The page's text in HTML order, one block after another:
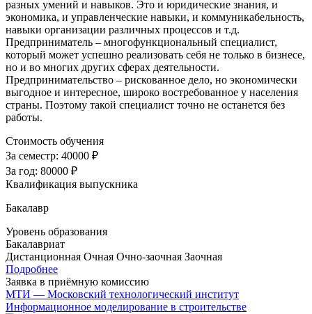
разных умений и навыков. Это и юридические знания, и
экономика, и управленческие навыки, и коммуникабельность,
навыки организации различных процессов и т.д.
Предприниматель – многофункциональный специалист,
который может успешно реализовать себя не только в бизнесе,
но и во многих других сферах деятельности.
Предпринимательство – рискованное дело, но экономически
выгодное и интересное, широко востребованное у населения
страны. Поэтому такой специалист точно не останется без
работы.
Стоимость обучения
За семестр: 40000 ₽
За год: 80000 ₽
Квалификация выпускника
Бакалавр
Уровень образования
Бакалавриат
Дистанционная Очная Очно-заочная Заочная
Подробнее
Заявка в приёмную комиссию
МТИ — Московский технологический институт
Информационное моделирование в строительстве